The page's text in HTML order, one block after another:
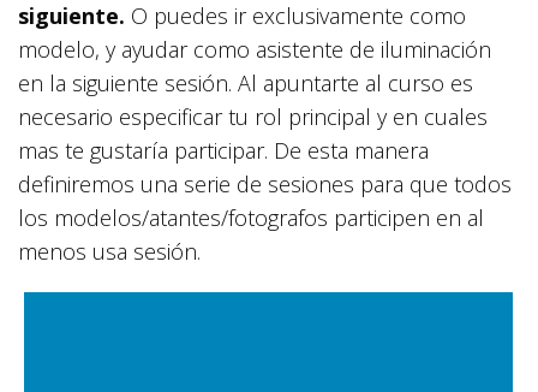
siguiente. O puedes ir exclusivamente como
modelo, y ayudar como asistente de iluminación
en la siguiente sesión. Al apuntarte al curso es
necesario especificar tu rol principal y en cuales
mas te gustaría participar. De esta manera
definiremos una serie de sesiones para que todos
los modelos/atantes/fotografos participen en al
menos usa sesión.